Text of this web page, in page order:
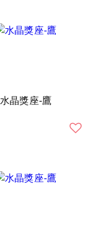
水晶獎座-鷹